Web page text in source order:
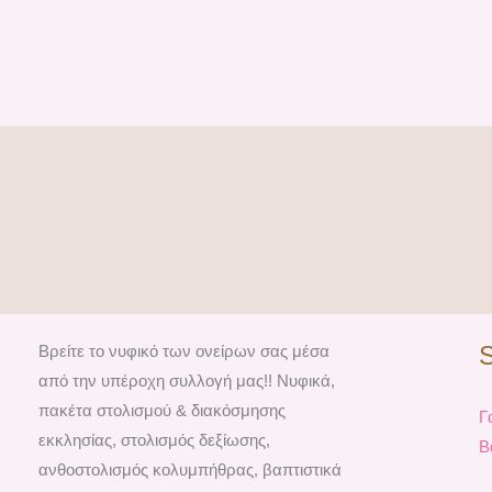
Βρείτε το νυφικό των ονείρων σας μέσα
από την υπέροχη συλλογή μας!! Νυφικά,
πακέτα στολισμού & διακόσμησης
εκκλησίας, στολισμός δεξίωσης,
ανθοστολισμός κολυμπήθρας, βαπτιστικά